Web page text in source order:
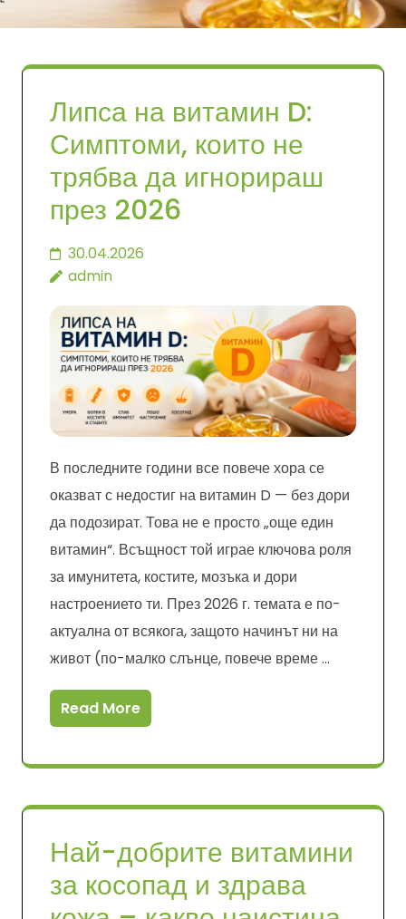
Липса на витамин D:
Симптоми, които не
трябва да игнорираш
през 2026
30.04.2026
admin
В последните години все повече хора се
оказват с недостиг на витамин D — без дори
да подозират. Това не е просто „още един
витамин“. Всъщност той играе ключова роля
за имунитета, костите, мозъка и дори
настроението ти. През 2026 г. темата е по-
актуална от всякога, защото начинът ни на
живот (по-малко слънце, повече време …
Read More
Най-добрите витамини
за косопад и здрава